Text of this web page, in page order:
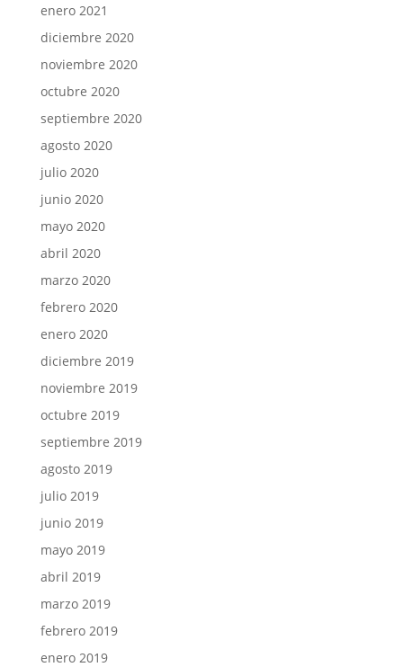
enero 2021
diciembre 2020
noviembre 2020
octubre 2020
septiembre 2020
agosto 2020
julio 2020
junio 2020
mayo 2020
abril 2020
marzo 2020
febrero 2020
enero 2020
diciembre 2019
noviembre 2019
octubre 2019
septiembre 2019
agosto 2019
julio 2019
junio 2019
mayo 2019
abril 2019
marzo 2019
febrero 2019
enero 2019